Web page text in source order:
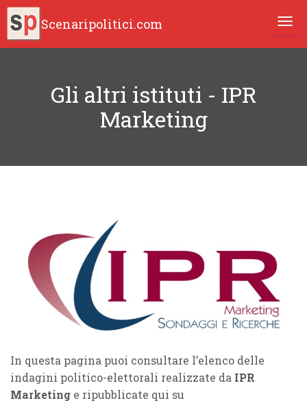
Scenaripolitici.com
Gli altri istituti - IPR
Marketing
In questa pagina puoi consultare l’elenco delle
indagini politico-elettorali realizzate da IPR
Marketing e ripubblicate qui su